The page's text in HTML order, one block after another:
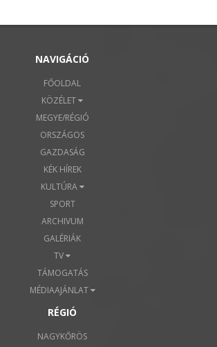
NAVIGÁCIÓ
FŐOLDAL
KÖZÉLET
MEGYE/RÉGIÓ
ORSZÁGOS
GAZDASÁG
KÉK HÍREK
KULTÚRA
SPORT
ARCHIVUM
GALÉRIÁK
TV
TÁMOGATÁS
MÉDIAAJÁNLAT
RÉGIÓ
NAGYKŐRÖS